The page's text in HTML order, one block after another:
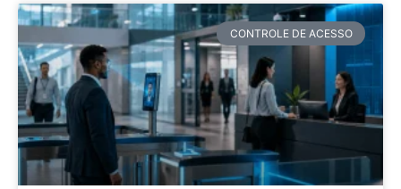
CONTROLE DE ACESSO